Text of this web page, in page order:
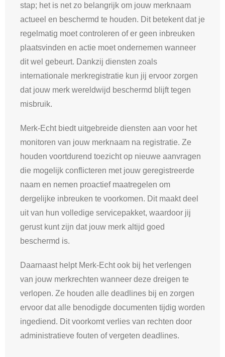
stap; het is net zo belangrijk om jouw merknaam
actueel en beschermd te houden. Dit betekent dat je
regelmatig moet controleren of er geen inbreuken
plaatsvinden en actie moet ondernemen wanneer
dit wel gebeurt. Dankzij diensten zoals
internationale merkregistratie kun jij ervoor zorgen
dat jouw merk wereldwijd beschermd blijft tegen
misbruik.
Merk-Echt biedt uitgebreide diensten aan voor het
monitoren van jouw merknaam na registratie. Ze
houden voortdurend toezicht op nieuwe aanvragen
die mogelijk conflicteren met jouw geregistreerde
naam en nemen proactief maatregelen om
dergelijke inbreuken te voorkomen. Dit maakt deel
uit van hun volledige servicepakket, waardoor jij
gerust kunt zijn dat jouw merk altijd goed
beschermd is.
Daarnaast helpt Merk-Echt ook bij het verlengen
van jouw merkrechten wanneer deze dreigen te
verlopen. Ze houden alle deadlines bij en zorgen
ervoor dat alle benodigde documenten tijdig worden
ingediend. Dit voorkomt verlies van rechten door
administratieve fouten of vergeten deadlines.